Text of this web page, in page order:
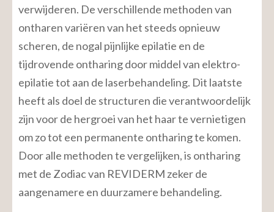
verwijderen. De verschillende methoden van
ontharen variëren van het steeds opnieuw
scheren, de nogal pijnlijke epilatie en de
tijdrovende ontharing door middel van elektro-
epilatie tot aan de laserbehandeling. Dit laatste
heeft als doel de structuren die verantwoordelijk
zijn voor de hergroei van het haar te vernietigen
om zo tot een permanente ontharing te komen.
Door alle methoden te vergelijken, is ontharing
met de Zodiac van REVIDERM zeker de
aangenamere en duurzamere behandeling.